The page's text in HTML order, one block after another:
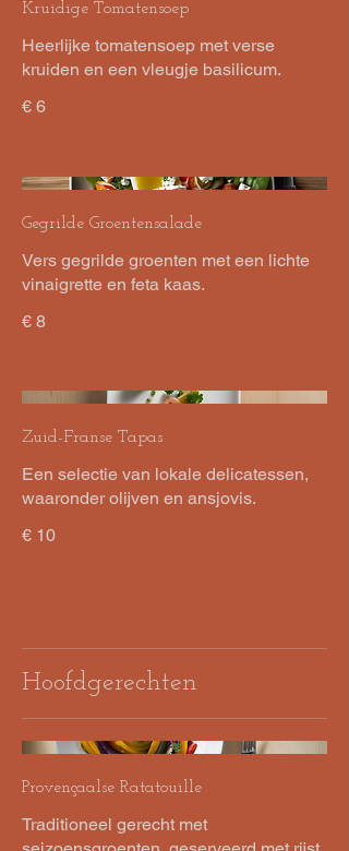
Kruidige Tomatensoep
Heerlijke tomatensoep met verse
kruiden en een vleugje basilicum.
€ 6
Gegrilde Groentensalade
Vers gegrilde groenten met een lichte
vinaigrette en feta kaas.
€ 8
Zuid-Franse Tapas
Een selectie van lokale delicatessen,
waaronder olijven en ansjovis.
€ 10
Hoofdgerechten
Provençaalse Ratatouille
Traditioneel gerecht met